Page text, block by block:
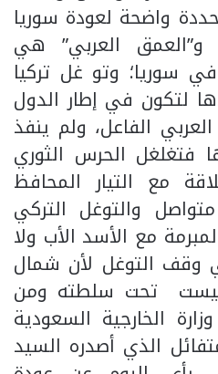
واضحة لعودة سوريا
و”العمق العربي” هي
سوريا؛ وتو غل تركيا
لتكون في إطار الدول
العربي الفاعل، ولم ينفذ
فتغلغل الحرس الثوري
مع التيار المحافظ
والتوغل التركي
مع الأسد الأب ولا
وقف التوغل لأن شمال
تحت سلطته ومن
الخارجية السعودية
الذي أصدره السيد